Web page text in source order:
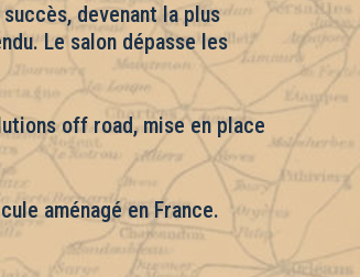
devenant la plus
Le salon dépasse les
off road, mise en place
aménagé en France.